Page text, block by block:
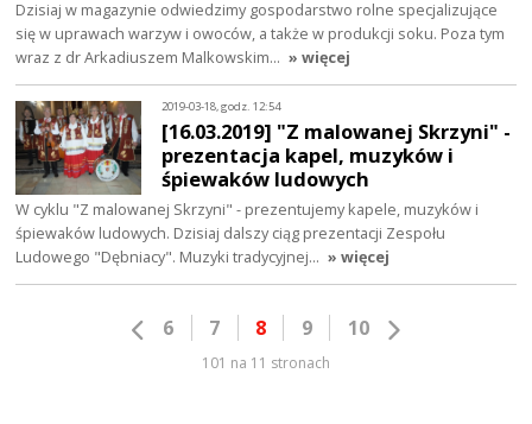
Dzisiaj w magazynie odwiedzimy gospodarstwo rolne specjalizujące
się w uprawach warzyw i owoców, a także w produkcji soku. Poza tym
wraz z dr Arkadiuszem Malkowskim… » więcej
2019-03-18, godz. 12:54
[16.03.2019] "Z malowanej Skrzyni" -
prezentacja kapel, muzyków i
śpiewaków ludowych
W cyklu "Z malowanej Skrzyni" - prezentujemy kapele, muzyków i
śpiewaków ludowych. Dzisiaj dalszy ciąg prezentacji Zespołu
Ludowego "Dębniacy". Muzyki tradycyjnej… » więcej
6 7 8 9 10
101 na 11 stronach